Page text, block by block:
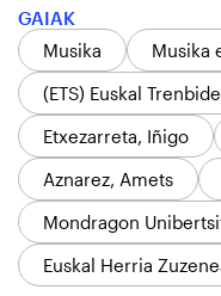
GAIAK
Musika
Musika
(ETS) Euskal
Etxezarreta, Iñigo
Aznarez, Amets
Mondragon
Euskal Herria